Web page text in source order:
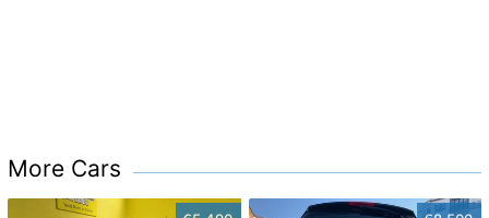
More Cars